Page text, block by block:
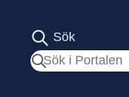
Sök
Sök